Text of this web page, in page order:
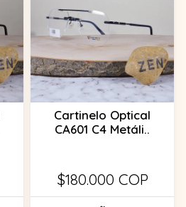
Cartinelo Optical
CA601 C4 Metáli..
$180.000 COP